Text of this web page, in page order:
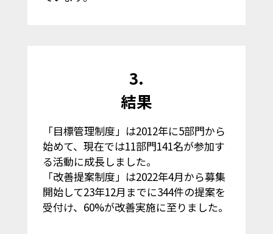
3.
結果
「目標管理制度」は2012年に5部門から
始めて、現在では11部門141名が参加す
る活動に成長しました。
「改善提案制度」は2022年4月から募集
開始して23年12月までに344件の提案を
受付け、60%が改善実施に至りました。